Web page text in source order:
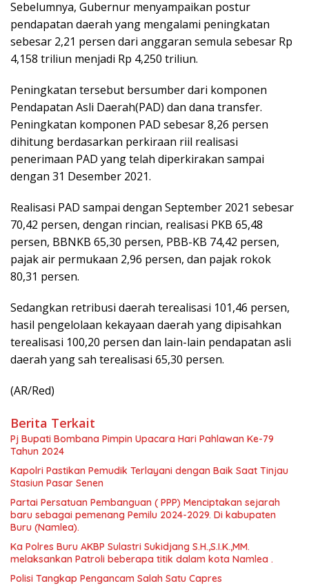
Sebelumnya, Gubernur menyampaikan postur
pendapatan daerah yang mengalami peningkatan
sebesar 2,21 persen dari anggaran semula sebesar Rp
4,158 triliun menjadi Rp 4,250 triliun.
Peningkatan tersebut bersumber dari komponen
Pendapatan Asli Daerah(PAD) dan dana transfer.
Peningkatan komponen PAD sebesar 8,26 persen
dihitung berdasarkan perkiraan riil realisasi
penerimaan PAD yang telah diperkirakan sampai
dengan 31 Desember 2021.
Realisasi PAD sampai dengan September 2021 sebesar
70,42 persen, dengan rincian, realisasi PKB 65,48
persen, BBNKB 65,30 persen, PBB-KB 74,42 persen,
pajak air permukaan 2,96 persen, dan pajak rokok
80,31 persen.
Sedangkan retribusi daerah terealisasi 101,46 persen,
hasil pengelolaan kekayaan daerah yang dipisahkan
terealisasi 100,20 persen dan lain-lain pendapatan asli
daerah yang sah terealisasi 65,30 persen.
(AR/Red)
Berita Terkait
Pj Bupati Bombana Pimpin Upacara Hari Pahlawan Ke-79
Tahun 2024
Kapolri Pastikan Pemudik Terlayani dengan Baik Saat Tinjau
Stasiun Pasar Senen
Partai Persatuan Pembanguan ( PPP) Menciptakan sejarah
baru sebagai pemenang Pemilu 2024-2029. Di kabupaten
Buru (Namlea).
Ka Polres Buru AKBP Sulastri Sukidjang S.H.,S.I.K.,MM.
melaksankan Patroli beberapa titik dalam kota Namlea .
Polisi Tangkap Pengancam Salah Satu Capres